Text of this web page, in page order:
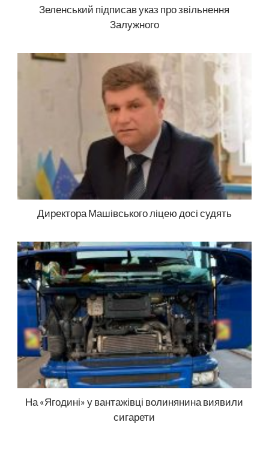
Зеленський підписав указ про звільнення
Залужного
Директора Машівського ліцею досі судять
На «Ягодині» у вантажівці волинянина виявили
сигарети